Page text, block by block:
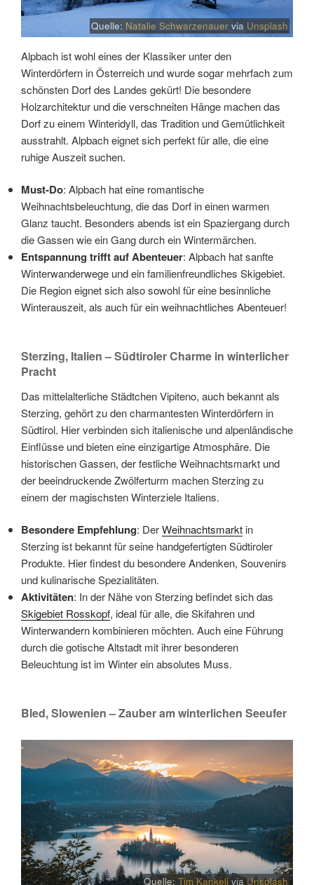
Quelle: Natalie Schwarzenauervia Unsplash
Alpbach ist wohl eines der Klassiker unter den
Winterdörfern in Österreich und wurde sogar mehrfach zum
schönsten Dorf des Landes gekürt! Die besondere
Holzarchitektur und die verschneiten Hänge machen das
Dorf zu einem Winteridyll, das Tradition und Gemütlichkeit
ausstrahlt. Alpbach eignet sich perfekt für alle, die eine
ruhige Auszeit suchen.
Must-Do: Alpbach hat eine romantische
Weihnachtsbeleuchtung, die das Dorf in einen warmen
Glanz taucht. Besonders abends ist ein Spaziergang durch
die Gassen wie ein Gang durch ein Wintermärchen.
Entspannung trifft auf Abenteuer: Alpbach hat sanfte
Winterwanderwege und ein familienfreundliches Skigebiet.
Die Region eignet sich also sowohl für eine besinnliche
Winterauszeit, als auch für ein weihnachtliches Abenteuer!
Sterzing, Italien – Südtiroler Charme in winterlicher
Pracht
Das mittelalterliche Städtchen Vipiteno, auch bekannt als
Sterzing, gehört zu den charmantesten Winterdörfern in
Südtirol. Hier verbinden sich italienische und alpenländische
Einflüsse und bieten eine einzigartige Atmosphäre. Die
historischen Gassen, der festliche Weihnachtsmarkt und
der beeindruckende Zwölferturm machen Sterzing zu
einem der magischsten Winterziele Italiens.
Besondere Empfehlung: DerWeihnachtsmarkt in
Sterzing ist bekannt für seine handgefertigten Südtiroler
Produkte. Hier findest du besondere Andenken, Souvenirs
und kulinarische Spezialitäten.
Aktivitäten: In der Nähe von Sterzing befindet sich das
Skigebiet Rosskopf, ideal für alle, die Skifahren und
Winterwandern kombinieren möchten. Auch eine Führung
durch die gotische Altstadt mit ihrer besonderen
Beleuchtung ist im Winter ein absolutes Muss.
Bled, Slowenien – Zauber am winterlichen Seeufer
Quelle: Tim KankeljviaUnsplash